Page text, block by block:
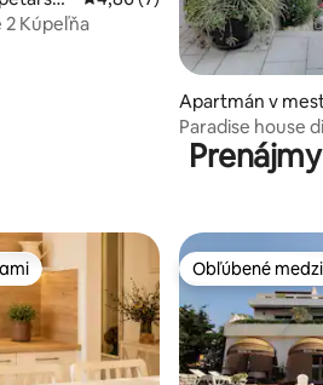
2 spálne 2 Kúpeľňa
Apartmán v
Rabu
Paradise house
appartmant
Obľúbené
Obľúbené